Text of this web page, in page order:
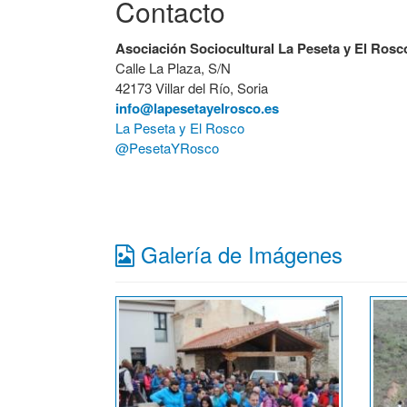
Contacto
Asociación Sociocultural La Peseta y El
Calle La Plaza, S/N
42173 Villar del Río, Soria
info@lapesetayelrosco.es
La Peseta y El Rosco
@PesetaYRosco
Galería de Imágenes